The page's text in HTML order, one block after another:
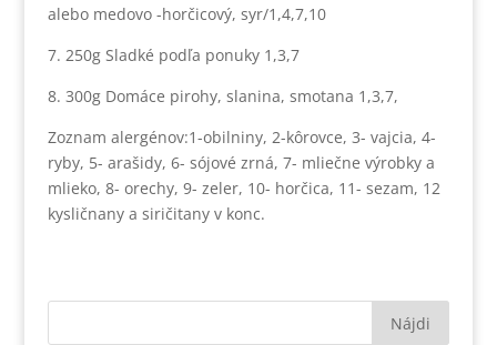
alebo medovo -horčicový, syr/1,4,7,10
7. 250g Sladké podľa ponuky 1,3,7
8. 300g Domáce pirohy, slanina, smotana 1,3,7,
Zoznam alergénov:1-obilniny, 2-kôrovce, 3- vajcia, 4-
ryby, 5- arašidy, 6- sójové zrná, 7- mliečne výrobky a
mlieko, 8- orechy, 9- zeler, 10- horčica, 11- sezam, 12
kysličnany a siričitany v konc.